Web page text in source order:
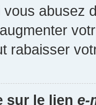
vous
rabaisser
sur le lien e-